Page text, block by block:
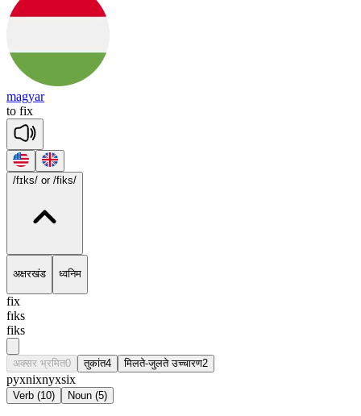
magyar
to fix
/fɪks/ or /fiks/
अक्षरखंड ध्वनिम
fix
fɪks
fiks
अक्सर भ्रमित0 तुकांत4 मिलते-जुलते उच्चारण2
pyxnixnyxsix
Verb (10) Noun (5)